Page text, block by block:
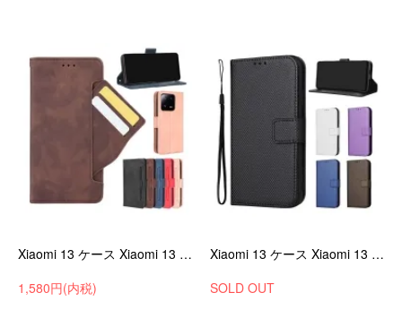
Xiaomi 13 ケース Xiaomi 13 Pro ケース 手帳型 カバー 手帳型レザー スタンド機能 カード収納 PUレザー 手帳型レザーケース
1,580円(内税)
Xiaomi 13 ケース Xiaomi 13 Pro ケース 手帳型 カバー 手帳型レザー 紐 ストラップ付きスタンド機能 カード収納 PUレザー 手帳型レザーケース
SOLD OUT